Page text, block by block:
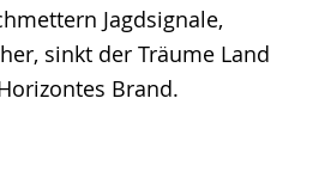
Jagdsignale,
sinkt der Träume Land
Brand.